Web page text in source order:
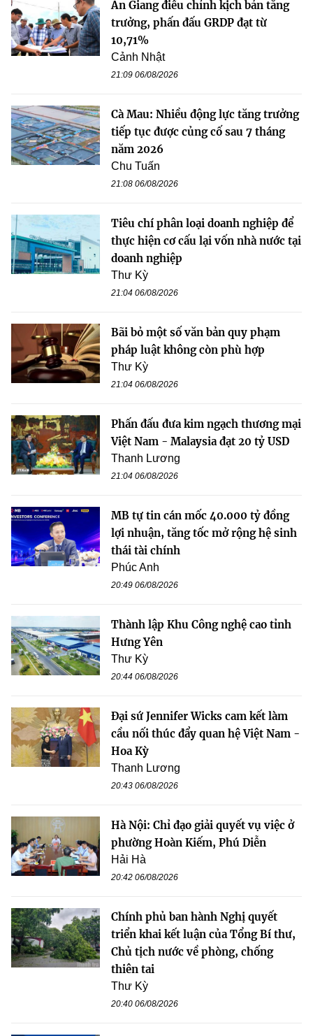
An Giang điều chỉnh kịch bản tăng
trưởng, phấn đấu GRDP đạt từ
10,71%
Cảnh Nhật
21:09 06/08/2026
Cà Mau: Nhiều động lực tăng trưởng
tiếp tục được củng cố sau 7 tháng
năm 2026
Chu Tuấn
21:08 06/08/2026
Tiêu chí phân loại doanh nghiệp để
thực hiện cơ cấu lại vốn nhà nước tại
doanh nghiệp
Thư Kỳ
21:04 06/08/2026
Bãi bỏ một số văn bản quy phạm
pháp luật không còn phù hợp
Thư Kỳ
21:04 06/08/2026
Phấn đấu đưa kim ngạch thương mại
Việt Nam - Malaysia đạt 20 tỷ USD
Thanh Lương
21:04 06/08/2026
MB tự tin cán mốc 40.000 tỷ đồng
lợi nhuận, tăng tốc mở rộng hệ sinh
thái tài chính
Phúc Anh
20:49 06/08/2026
Thành lập Khu Công nghệ cao tỉnh
Hưng Yên
Thư Kỳ
20:44 06/08/2026
Đại sứ Jennifer Wicks cam kết làm
cầu nối thúc đẩy quan hệ Việt Nam -
Hoa Kỳ
Thanh Lương
20:43 06/08/2026
Hà Nội: Chỉ đạo giải quyết vụ việc ở
phường Hoàn Kiếm, Phú Diễn
Hải Hà
20:42 06/08/2026
Chính phủ ban hành Nghị quyết
triển khai kết luận của Tổng Bí thư,
Chủ tịch nước về phòng, chống
thiên tai
Thư Kỳ
20:40 06/08/2026